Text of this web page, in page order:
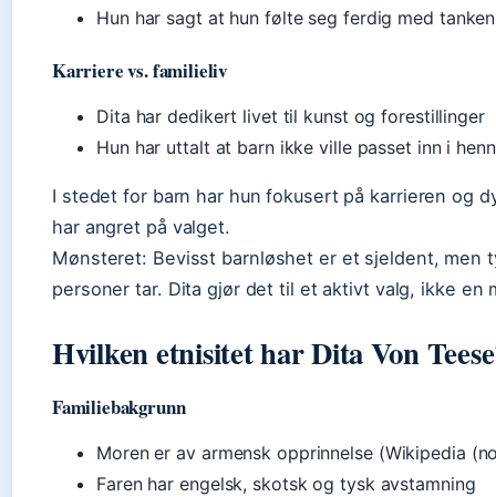
Hun har sagt at hun følte seg ferdig med
Karriere vs. familieliv
Dita har dedikert livet til kunst og forestillinger
Hun har uttalt at barn ikke ville passet inn i
I stedet for barn har hun fokusert på karrieren og
har angret på valget.
Mønsteret: Bevisst barnløshet er et sjeldent, men
personer tar. Dita gjør det til et aktivt valg, ikke en
Hvilken etnisitet har Dita Von
Familiebakgrunn
Moren er av armensk opprinnelse (Wikipedia
Faren har engelsk, skotsk og tysk avstamning